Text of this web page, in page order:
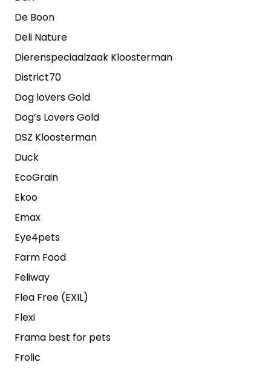
De Boon
Deli Nature
Dierenspeciaalzaak Kloosterman
District70
Dog lovers Gold
Dog’s Lovers Gold
DSZ Kloosterman
Duck
EcoGrain
Ekoo
Emax
Eye4pets
Farm Food
Feliway
Flea Free (EXIL)
Flexi
Frama best for pets
Frolic